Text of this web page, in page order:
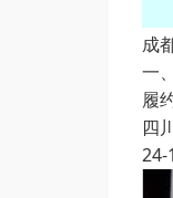
成
一
履
四
24-